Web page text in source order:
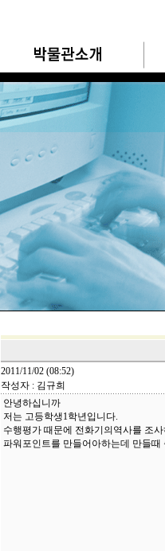
2011/11/02 (08:52)
작성자 : 김규희
안녕하십니까
저는 고등학생1학년입니다.
수행평가 때문에 전화기의역사를 조
파워포인트를 만들어아하는데 만들때